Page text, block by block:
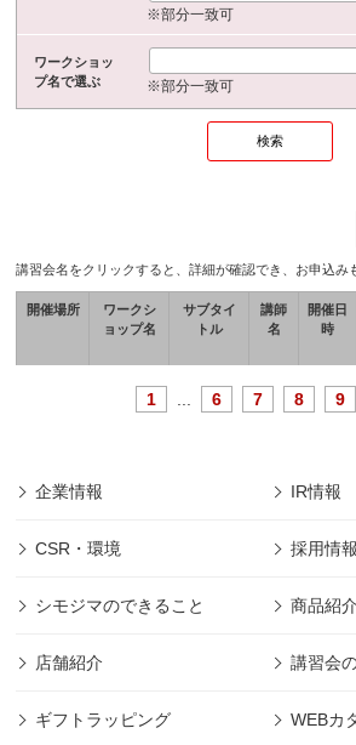
※部分一致可
ワークショッ
プ名で選ぶ
※部分一致可
講習会名をクリックすると、詳細が確認でき、お申込み
開催場所
ワークシ
ョップ名
サブタイ
トル
講師
名
開催日
時
1 6 7 8 9
企業情報 IR情報
CSR・環境 採用情報
シモジマのできること 商品紹介
店舗紹介 講習会
ギフトラッピング WEBカ